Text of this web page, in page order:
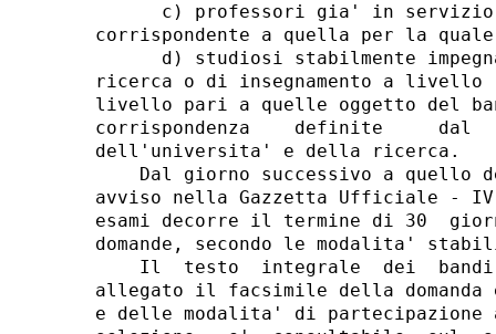
c) professori gia' in
corrispondente a quella per la
d) studiosi stabilmente
ricerca o di insegnamento a
livello pari a quelle oggetto del
corrispondenza    definite
dell'universita' e della ricerca.
Dal giorno successivo a quello
avviso nella Gazzetta Ufficiale -
esami decorre il termine di 30
domande, secondo le modalita'
Il  testo  integrale  dei
allegato il facsimile della
e delle modalita' di